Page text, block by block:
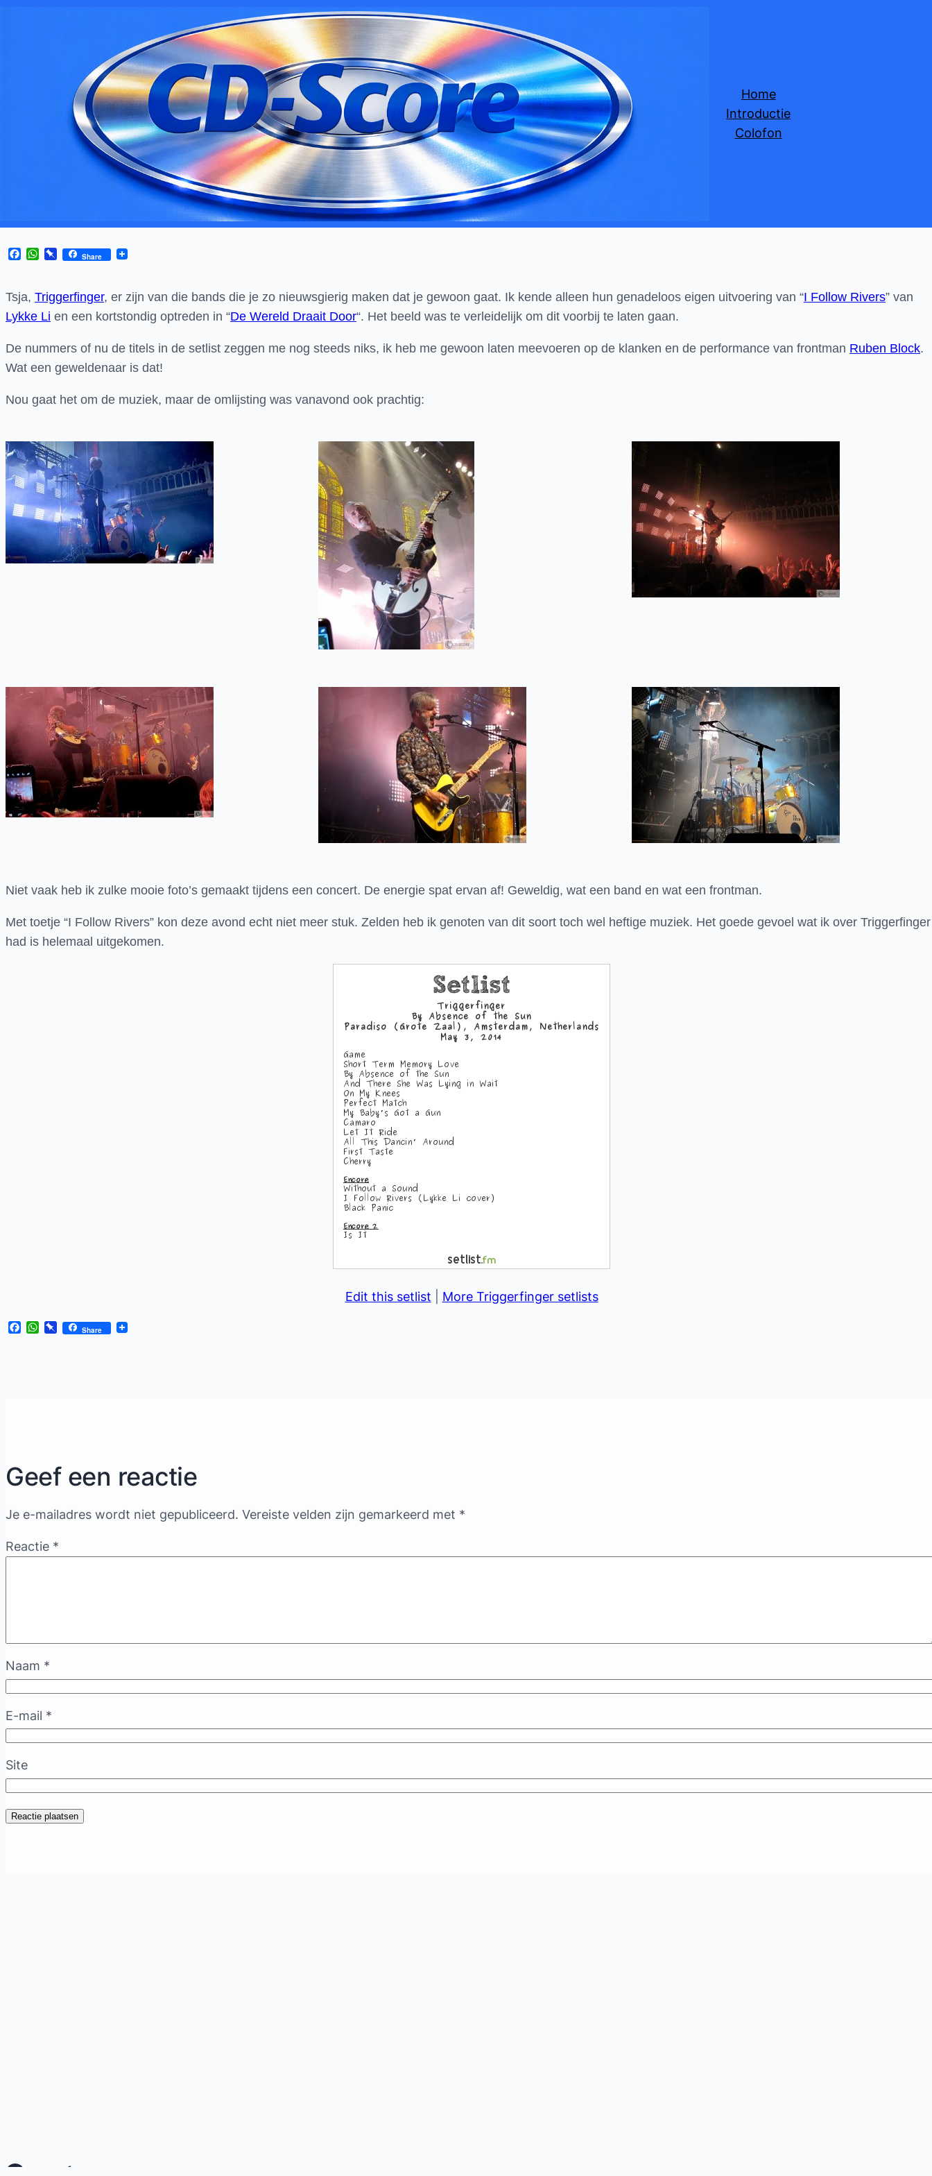
Home
Introductie
Colofon
Facebook
WhatsApp
Pinboard
Share
Tsja, Triggerfinger, er zijn van die bands die je zo nieuwsgierig maken dat je gewoon gaat. Ik kende alleen hun genadeloos eigen uitvoering van “I Follow Rivers” van
Lykke Li en een kortstondig optreden in “De Wereld Draait Door“. Het beeld was te verleidelijk om dit voorbij te laten gaan.
De nummers of nu de titels in de setlist zeggen me nog steeds niks, ik heb me gewoon laten meevoeren op de klanken en de performance van frontman Ruben Block.
Wat een geweldenaar is dat!
Nou gaat het om de muziek, maar de omlijsting was vanavond ook prachtig:
Niet vaak heb ik zulke mooie foto’s gemaakt tijdens een concert. De energie spat ervan af! Geweldig, wat een band en wat een frontman.
Met toetje “I Follow Rivers” kon deze avond echt niet meer stuk. Zelden heb ik genoten van dit soort toch wel heftige muziek. Het goede gevoel wat ik over Triggerfinger
had is helemaal uitgekomen.
Edit this setlist More Triggerfinger setlists
Facebook
WhatsApp
Pinboard
Share
Geef een reactie
Je e-mailadres wordt niet gepubliceerd. Vereiste velden zijn gemarkeerd met *
Reactie *
Naam *
E-mail *
Site